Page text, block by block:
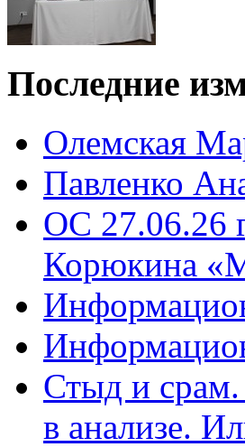
Последние
Олемская
Павленко
ОС 27.06.26
Корюкина
Стыд и
в анализе.